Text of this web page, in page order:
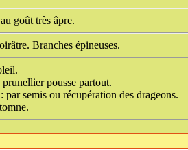
goût très âpre.
Branches épineuses.
pousse partout.
semis ou récupération des drageons.